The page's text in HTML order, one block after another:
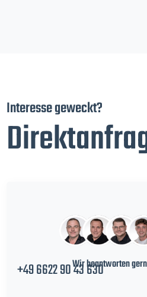
Interesse geweckt?
Wir beantworten
+49 6622 90 43 630